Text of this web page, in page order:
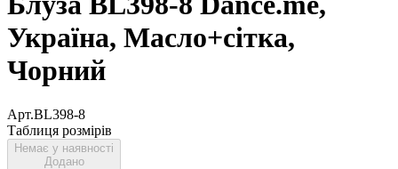
Україна, Масло+сітка,
Чорний
Арт.BL398-8
Таблиця розмірів
Немає у наявності
Додано